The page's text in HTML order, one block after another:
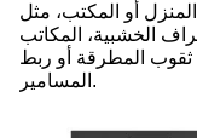
أو المكتب، مثل
الخشبية، المكاتب
ثقوب المطرقة أو ربط
المسامير.